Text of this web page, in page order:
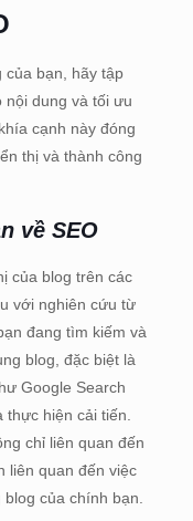
của bạn, hãy tập
nội dung và tối ưu
cạnh này đóng
thị và thành công
về SEO
của blog trên các
với nghiên cứu từ
đang tìm kiếm và
blog, đặc biệt là
Google Search
hiện cải tiến.
chỉ liên quan đến
liên quan đến việc
của chính bạn.